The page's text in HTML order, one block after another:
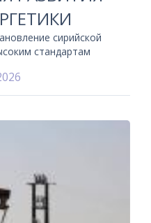
сирийской
стандартам